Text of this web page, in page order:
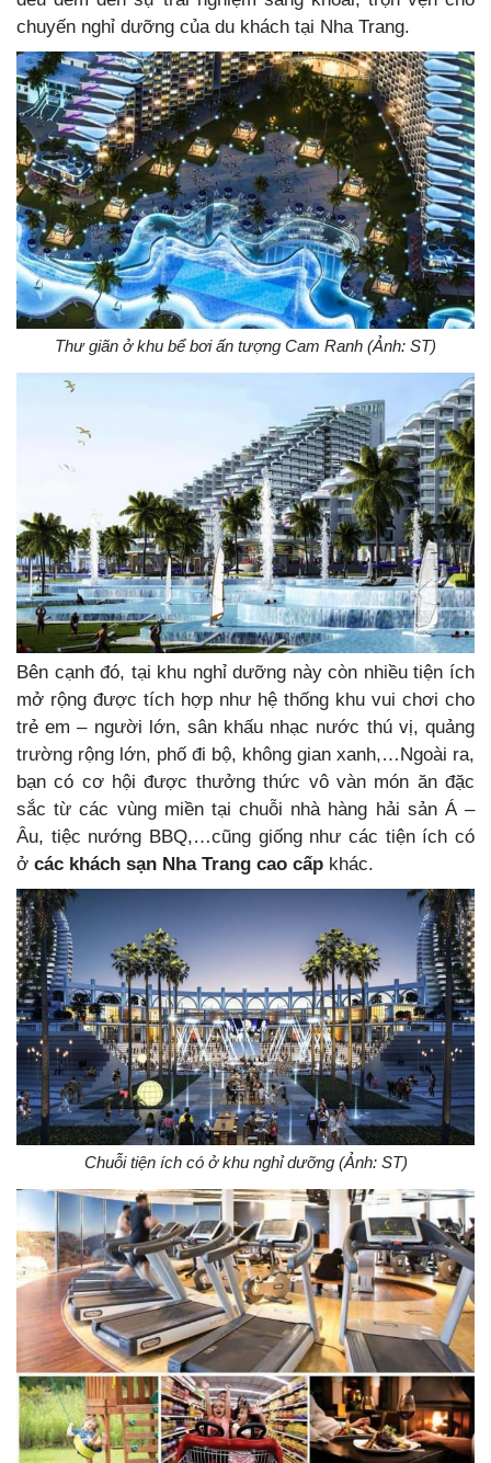
chuyến nghỉ dưỡng của du khách tại Nha Trang.
Thư giãn ở khu bể bơi ấn tượng Cam Ranh (Ảnh: ST)
Bên cạnh đó, tại khu nghỉ dưỡng này còn nhiều tiện ích
mở rộng được tích hợp như hệ thống khu vui chơi cho
trẻ em – người lớn, sân khấu nhạc nước thú vị, quảng
trường rộng lớn, phố đi bộ, không gian xanh,…Ngoài ra,
bạn có cơ hội được thưởng thức vô vàn món ăn đặc
sắc từ các vùng miền tại chuỗi nhà hàng hải sản Á –
Âu, tiệc nướng BBQ,…cũng giống như các tiện ích có
ở các khách sạn Nha Trang cao cấp khác.
Chuỗi tiện ích có ở khu nghỉ dưỡng (Ảnh: ST)